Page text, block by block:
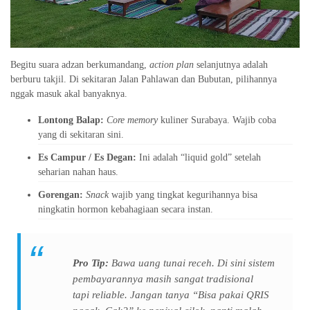
Begitu suara adzan berkumandang, action plan selanjutnya adalah
berburu takjil. Di sekitaran Jalan Pahlawan dan Bubutan, pilihannya
nggak masuk akal banyaknya.
Lontong Balap: Core memorykuliner Surabaya. Wajib coba
yang di sekitaran sini.
Es Campur / Es Degan: Ini adalah “liquid gold” setelah
seharian nahan haus.
Gorengan: Snackwajib yang tingkat kegurihannya bisa
ningkatin hormon kebahagiaan secara instan.
Pro Tip: Bawa uang tunai receh. Di sini sistem
pembayarannya masih sangat tradisional
tapi reliable. Jangan tanya “Bisa pakai QRIS